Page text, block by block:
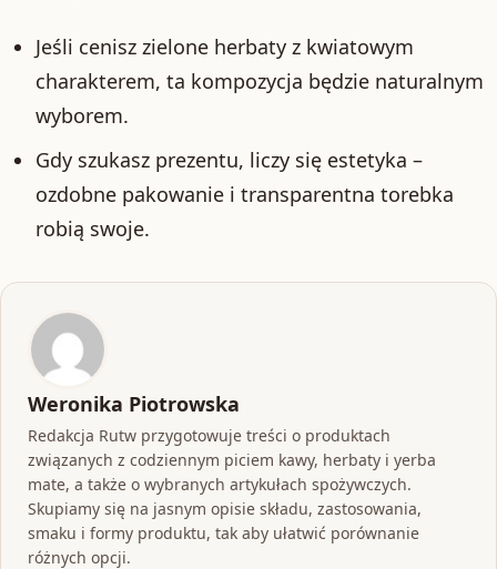
Jeśli cenisz zielone herbaty z kwiatowym
charakterem, ta kompozycja będzie naturalnym
wyborem.
Gdy szukasz prezentu, liczy się estetyka –
ozdobne pakowanie i transparentna torebka
robią swoje.
Weronika Piotrowska
Redakcja Rutw przygotowuje treści o produktach
związanych z codziennym piciem kawy, herbaty i yerba
mate, a także o wybranych artykułach spożywczych.
Skupiamy się na jasnym opisie składu, zastosowania,
smaku i formy produktu, tak aby ułatwić porównanie
różnych opcji.